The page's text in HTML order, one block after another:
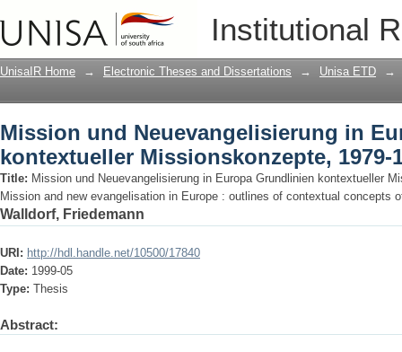
Institutional
Mission und Neuevangelisierung in
Missionskonzepte, 1979-1992
UnisaIR Home → Electronic Theses and Dissertations → Unisa ETD →
Mission und Neuevangelisierung in
kontextueller Missionskonzepte, 1979-
Title: Mission und Neuevangelisierung in Europa Grundlinien kontextueller
Mission and new evangelisation in Europe : outlines of contextual concepts
Walldorf, Friedemann
URI: http://hdl.handle.net/10500/17840
Date: 1999-05
Type: Thesis
Abstract: